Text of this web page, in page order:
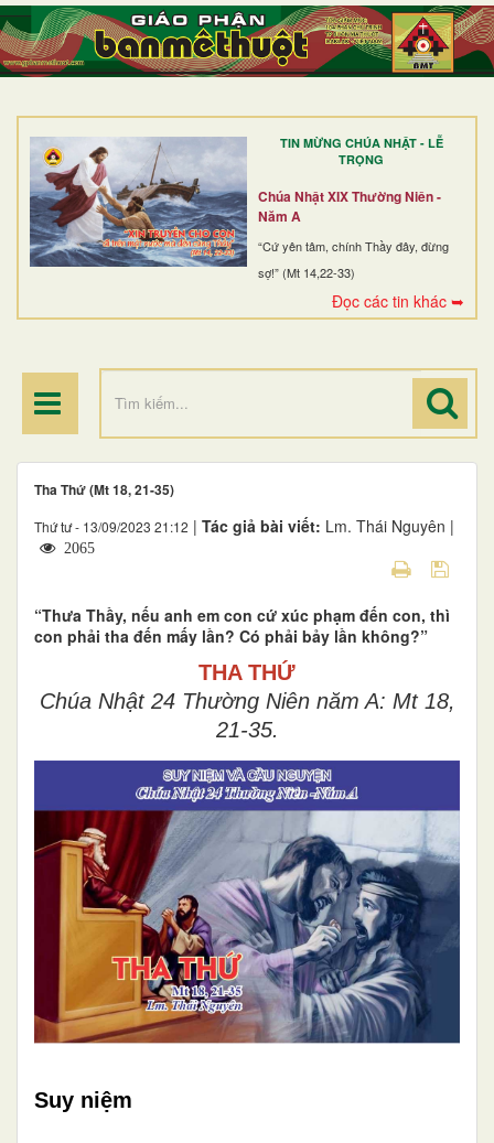
TIN MỪNG CHÚA NHẬT - LỄ
TRỌNG
Chúa Nhật XIX Thường Niên -
Năm A
“Cứ yên tâm, chính Thầy đây, đừng
sợ!” (Mt 14,22-33)
Đọc các tin khác ➥
TRANG NHẤT
GIỚI THIỆU
DÒNG TU
BAN MỤC VỤ
ĐOÀN THỂ CG
ĐIỂM HÀNH HƯƠNG
Tha Thứ (Mt 18, 21-35)
Thứ tư - 13/09/2023 21:12 | Tác giả bài viết: Lm. Thái Nguyên |
2065
“Thưa Thầy, nếu anh em con cứ xúc phạm đến con, thì
con phải tha đến mấy lần? Có phải bảy lần không?”
THA THỨ
Chúa Nhật 24 Thường Niên năm A: Mt 18,
21-35.
Suy niệm